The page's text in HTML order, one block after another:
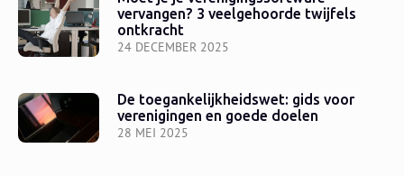
24 DECEMBER 2025
vervangen? 3 veelgehoorde twijfels
ontkracht
28 MEI 2025
De toegankelijkheidswet: gids voor
verenigingen en goede doelen